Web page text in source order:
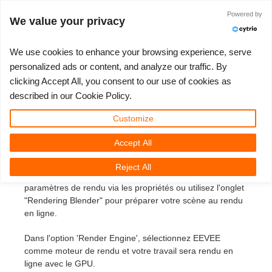
SUPPORT TICKET
Show Tickets
MON REBUS
ControlCenter
Unlimited Render
Support Ticket
Aperçu des factures
Historique Payment
3D ARTIST OF THE YEAR
2023
2021
2019
2018
COMPÉTITIONS
Creative 3D Lab. Challenge
Memories Challenge
Summer Vibes 3D Challenge
COMMUNAUTÉ
Blog
RebusArt
Making-ofs
3D Artist of the Month
3D Artist of the Year
TUTORIELS
Installation et ControlCenter
Soumettre un projet 3ds Max
Soumettre un projet Maya
Soumettre un projet Cinema 4D
Soumettre un projet Maxwell et Indigo
Soumettre un projet Blender
SUPPORT
Tutoriels
Questions Fréquentes
Contacter le support
TARIFS
Prix et remises
Location de serveurs
LOGICIELS 3D
3ds Max
Maya
Blender
V-Ray
Corona
ALLONS-Y
Démarrage rapide
TeamManager
Connexion
Comment soumettre un
travail en utilisant Blender
avec le moteur de rendu
EEVEE
Ouvrez votre scène en utilisant Blender et ouvrez les
paramètres de rendu via les propriétés ou utilisez l'onglet
"Rendering Blender" pour préparer votre scène au rendu
en ligne.
Dans l'option 'Render Engine', sélectionnez EEVEE
comme moteur de rendu et votre travail sera rendu en
ligne avec le GPU.
We value your privacy
Powered by
We use cookies to enhance your browsing experience, serve
personalized ads or content, and analyze our traffic. By
clicking Accept All, you consent to our use of cookies as
described in our Cookie Policy.
Customize
Reject All
Accept All